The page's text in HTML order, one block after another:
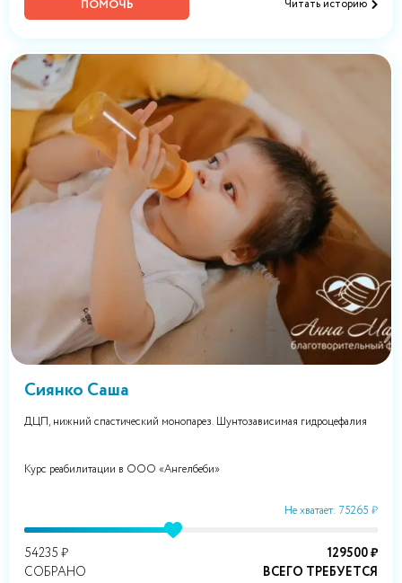
ПОМОЧЬ Читать историю
Сиянко Саша
ДЦП, нижний спастический монопарез. Шунтозависимая гидроцефалия
Курс реабилитации в ООО «Ангелбеби»
Не хватает: 75265 ₽
54235 ₽
СОБРАНО
129500 ₽
ВСЕГО ТРЕБУЕТСЯ